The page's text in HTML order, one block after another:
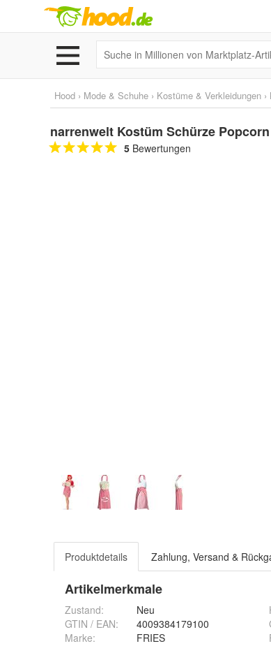
Hood › Mode & Schuhe › Kostüme & Verkleidungen ›
narrenwelt Kostüm Schürze
5 Bewertungen
Produktdetails Zahlung, Versand &
Artikelmerkmale
Zustand:
Neu
GTIN / EAN:
4009384179100
Marke:
FRIES